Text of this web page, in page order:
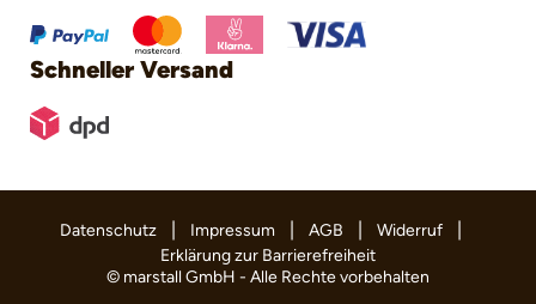
Schneller Versand
© marstall GmbH - Alle Rechte vorbehalten
Datenschutz | Impressum | AGB | Widerruf |
Erklärung zur Barrierefreiheit